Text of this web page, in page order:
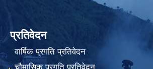
प्रतिवेदन
वार्षिक प्रगति प्रतिवेदन